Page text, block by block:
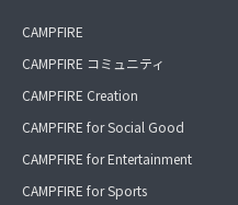
CAMPFIRE
CAMPFIRE コミュニティ
CAMPFIRE Creation
CAMPFIRE for Social Good
CAMPFIRE for Entertainment
CAMPFIRE for Sports